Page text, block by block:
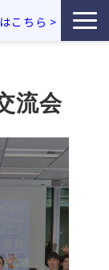
こちら >
流会